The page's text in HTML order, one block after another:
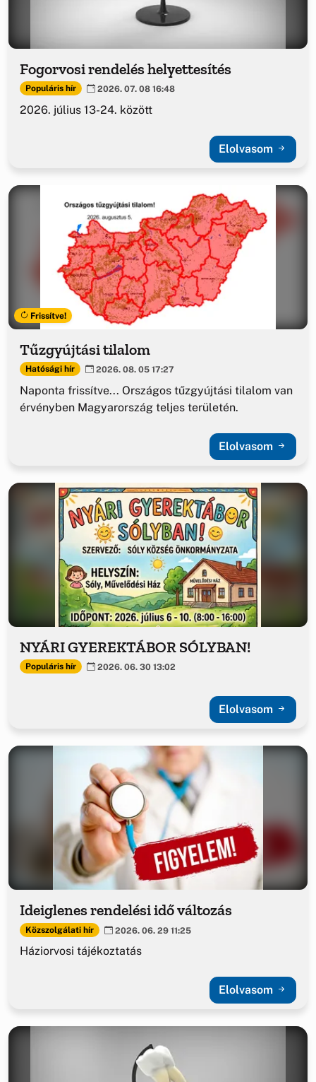
Fogorvosi rendelés helyettesítés
Populáris hír 2026. 07. 08 16:48
2026. július 13-24. között
Elolvasom
Frissítve!
Tűzgyújtási tilalom
Hatósági hír 2026. 08. 05 17:27
Naponta frissítve... Országos tűzgyújtási tilalom van
érvényben Magyarország teljes területén.
Elolvasom
NYÁRI GYEREKTÁBOR SÓLYBAN!
Populáris hír 2026. 06. 30 13:02
Elolvasom
Ideiglenes rendelési idő változás
Közszolgálati hír 2026. 06. 29 11:25
Háziorvosi tájékoztatás
Elolvasom